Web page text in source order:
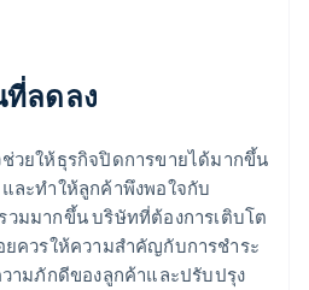
ที่ลดลง
ช่วยให้ธุรกิจปิดการขายได้มากขึ้น
ละทำให้ลูกค้าพึงพอใจกับ
มมากขึ้น บริษัทที่ต้องการเติบโต
ยควรให้ความสำคัญกับการชำระ
วามภักดีของลูกค้าและปรับปรุง